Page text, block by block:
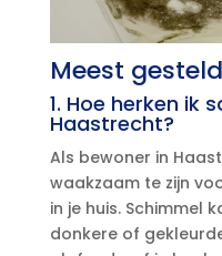
Meest
1.​ Hoe herken ik
Haastrecht?
Als bewoner in
waakzaam te zijn
in je huis.​ Schimmel
donkere of